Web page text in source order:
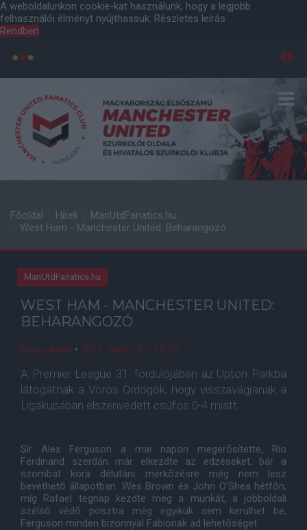
A weboldalunkon cookie-kat használunk, hogy a legjobb
felhasználói élményt nyújthassuk. Részletes leírás
Rendben
Főoldal Hírek
ManUtdFanatics.hu
West Ham - Manchester United: Beharangozó
ManUtdFanatics.hu
WEST HAM - MANCHESTER UNITED:
BEHARANGOZÓ
Balog Attila • 2011. április. 01. 16:15
A Premier League 31. fordulójában az Upton Parkba
látogatnak a Vörös Ördögök, hogy visszavágjanak a
Ligakupában elszenvedett csúfos 0-4 miatt.
Sir Alex Ferguson a mai napon megerõsítette, Rio
Ferdinand szerdán már elkezdte az edzéseket, bár a
szombat kora délutáni mérkõzésre még nem lesz
bevethetõ állapotban. Wes Brown és John O'Shea hétfõn,
míg Rafael tegnap kezdte meg a munkát, a jobboldali
szélsõ védõ posztra még egyikük sem kerülhet be,
Ferguson minden bizonnyal Fabionak ad lehetõséget.